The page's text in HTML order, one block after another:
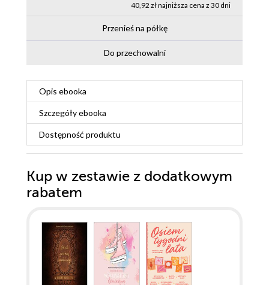
40,92 zł najniższa cena z 30 dni
Przenieś na półkę
Do przechowalni
Opis ebooka
Szczegółyebooka
Dostępność produktu
Kup w zestawie z dodatkowym
rabatem